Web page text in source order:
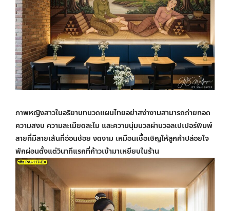
ภาพหญิงสาวในอริยาบทนวดแผนไทยอย่าสง่างามสามารถถ่ายทอด
ความสงบ ความละเมียดละไม และความนุ่มนวลผ่านวอลเปเปอร์พิมพ์
ลายที่มีลายเส้นที่อ่อนช้อย งดงาม เหมือนเชื้อเชิญให้ลูกค้าปล่อยใจ
พักผ่อนตั้งแต่วินาทีแรกที่ก้าวเข้ามาเหยียบในร้าน